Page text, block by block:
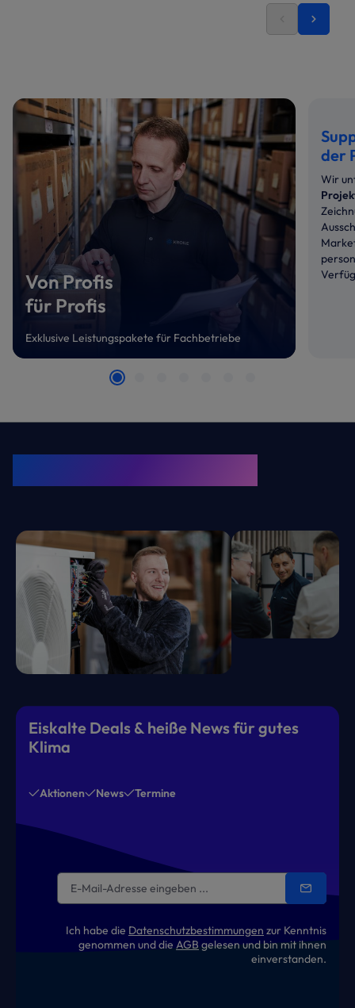
Von Profis
für Profis
Exklusive Leistungspakete für Fachbetriebe
der
Wir
Eiskalte Deals & heiße News für gutes
Klima
Aktionen News Termine
Ich habe die Datenschutzbestimmungen zur Kenntnis
genommen und die AGB gelesen und bin mit ihnen
einverstanden.